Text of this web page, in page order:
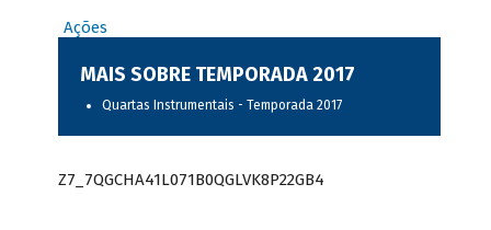
Ações
MAIS SOBRE TEMPORADA 2017
Quartas Instrumentais - Temporada 2017
Z7_7QGCHA41L071B0QGLVK8P22GB4